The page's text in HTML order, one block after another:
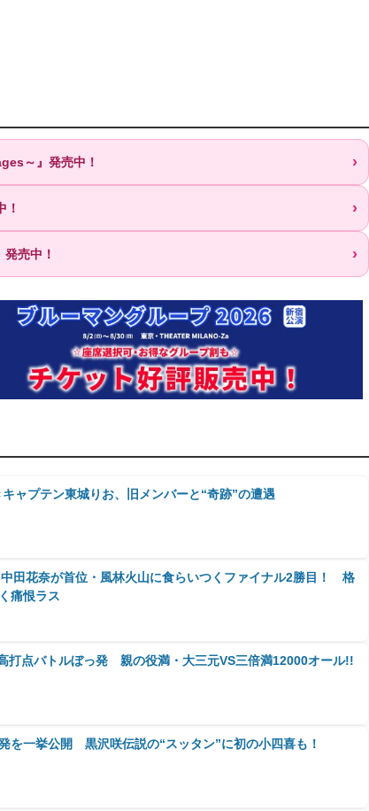
～』発売中！
！
売中！
キャプテン東城りお、旧メンバーと“奇跡”の遭遇
中田花奈が首位・風林火山に食らいつくファイナル2勝目！ 格
痛恨ラス
打点バトルぼっ発 親の役満・大三元VS三倍満12000オール!!
を一挙公開 黒沢咲伝説の“スッタン”に初の小四喜も！